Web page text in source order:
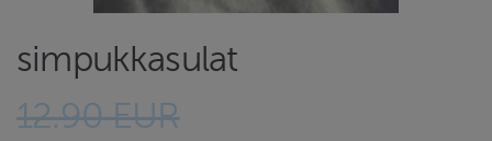
simpukkasulat
12.90 EUR